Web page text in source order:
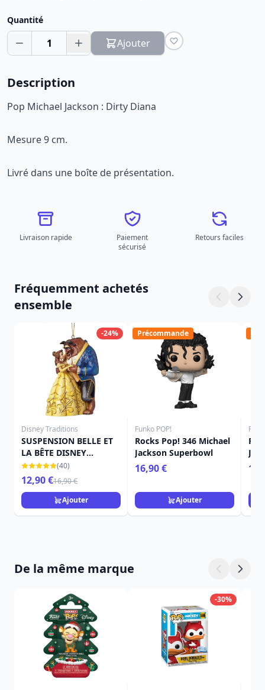
Quantité
1 Ajouter
Description
Pop Michael Jackson : Dirty Diana
Mesure 9 cm.
Livré dans une boîte de présentation.
Livraison rapide
Paiement
sécurisé
Retours faciles
Fréquemment achetés
ensemble
-24%
Disney Traditions
SUSPENSION BELLE ET
LA BÊTE DISNEY
TRADITIONS
(40)
12,90 €16,90 €
Ajouter
Précommande
Funko POP!
Rocks Pop! 346 Michael
Jackson Superbowl
16,90 €
Ajouter
De la même marque
-30%